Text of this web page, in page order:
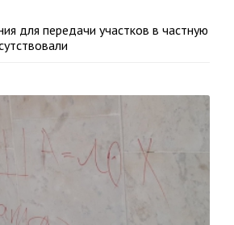
для передачи участков в частную